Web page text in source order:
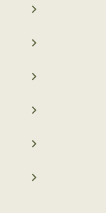
navigate_next
navigate_next
navigate_next
navigate_next
navigate_next
navigate_next